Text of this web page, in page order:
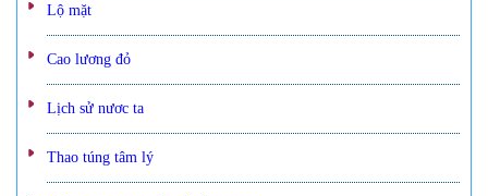
Lộ mặt
Cao lương đỏ
Lịch sử nươc ta
Thao túng tâm lý